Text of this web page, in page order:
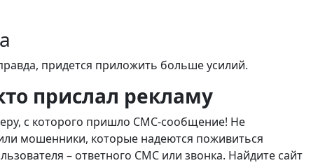
придется приложить больше усилий.
прислал рекламу
с которого пришло СМС-сообщение! Не
мошенники, которые надеются поживиться
– ответного СМС или звонка. Найдите сайт